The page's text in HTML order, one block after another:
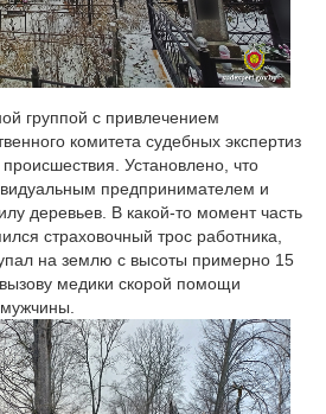
группой с привлечением
комитета судебных экспертиз
Установлено, что
предпринимателем и
деревьев. В какой-то момент часть
страховочный трос работника,
на землю с высоты примерно 15
медики скорой помощи